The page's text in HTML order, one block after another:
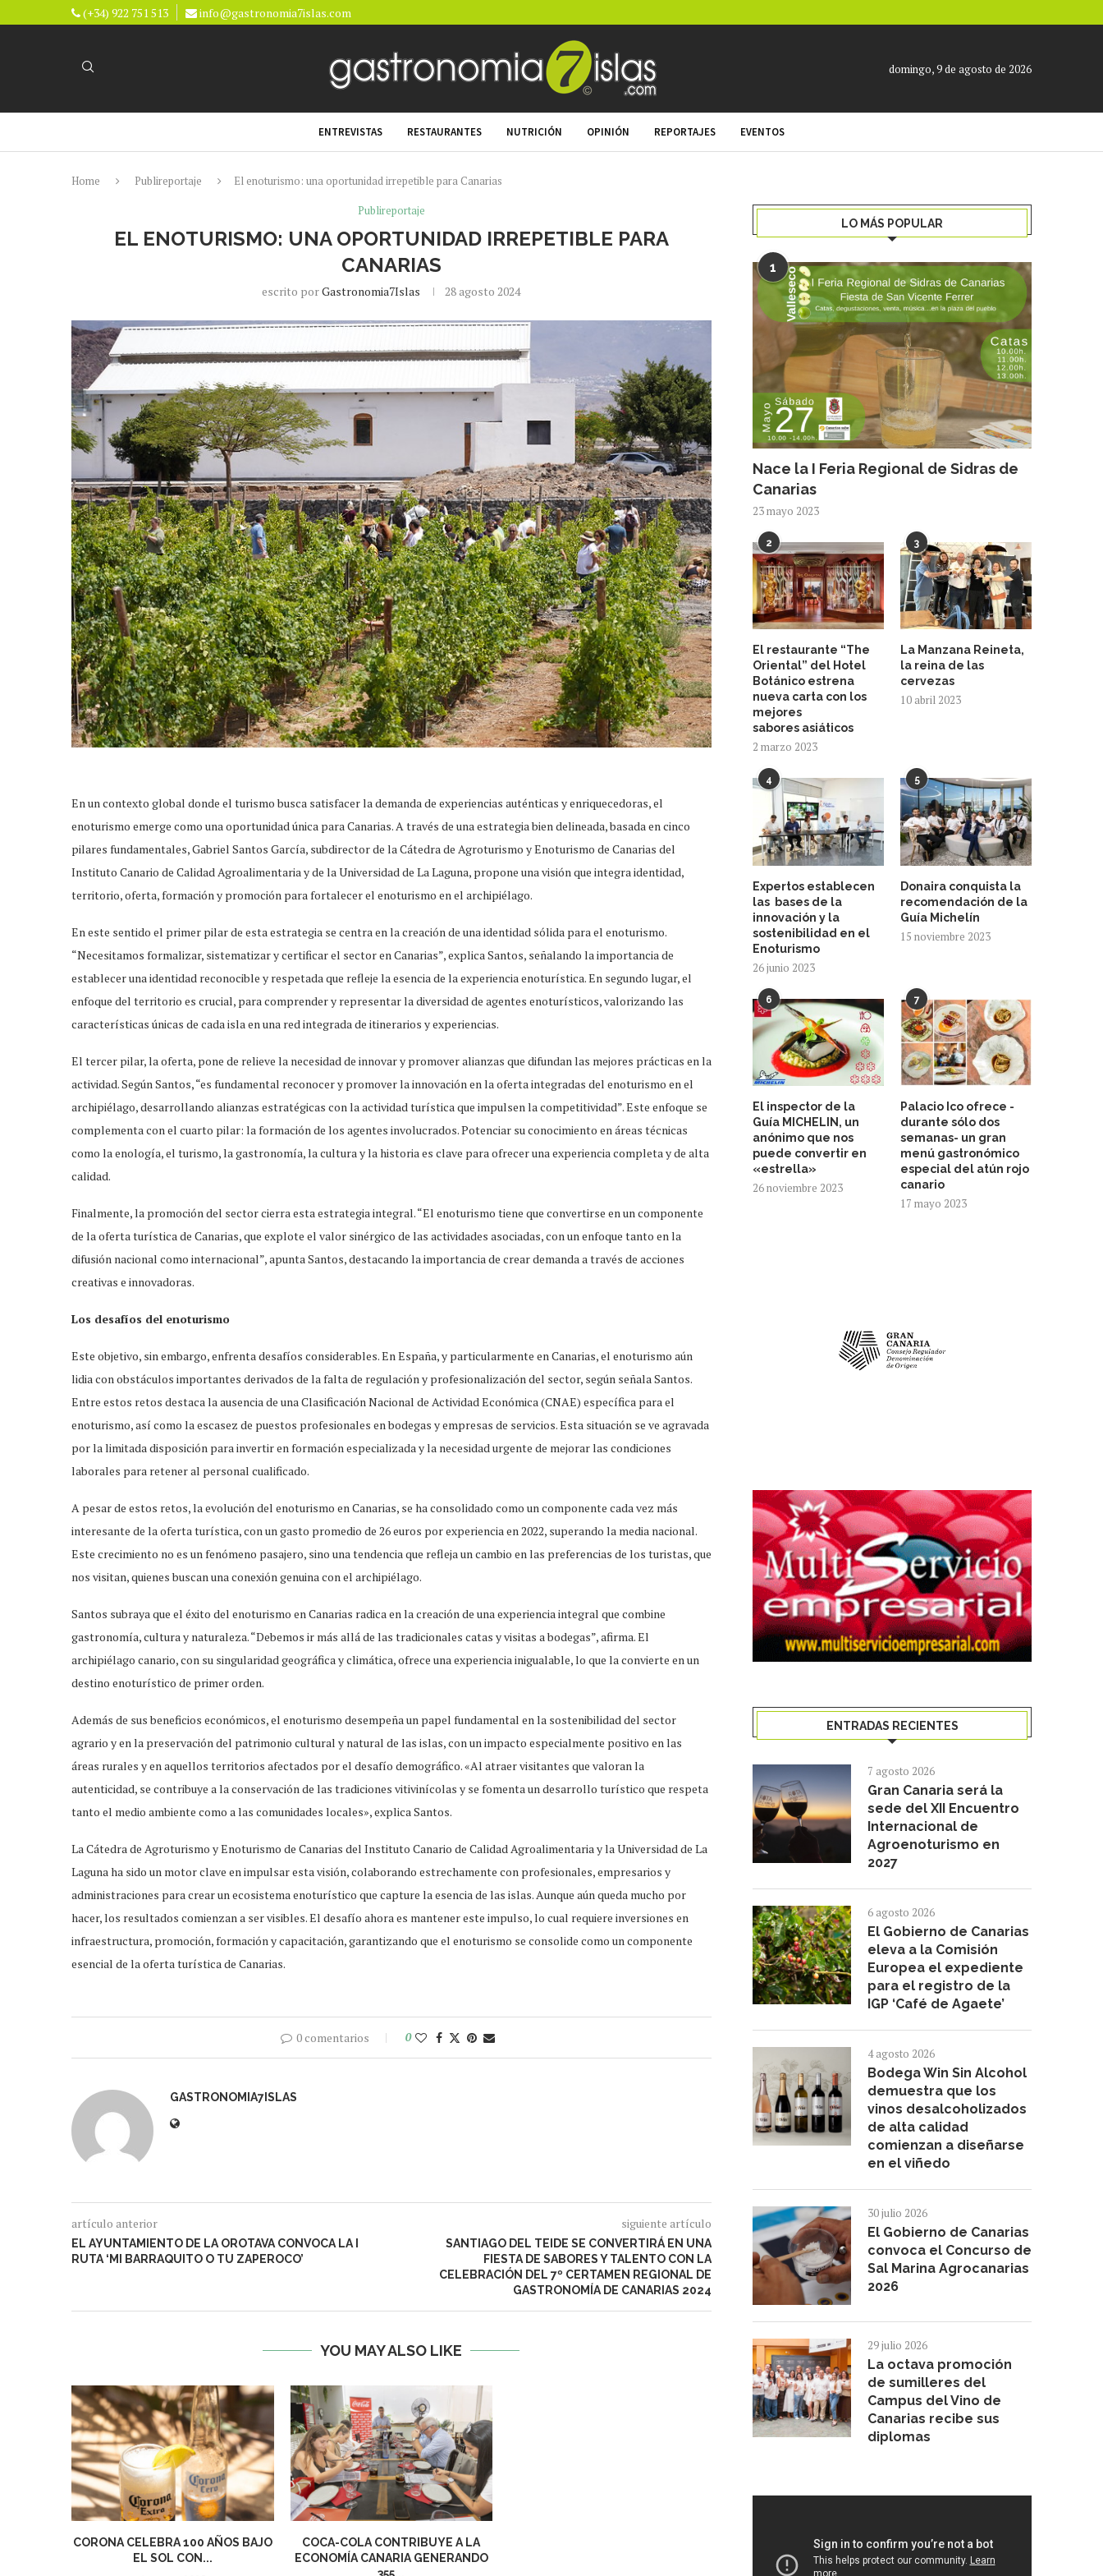
(+34) 922 751 513 info@gastronomia7islas.com
domingo, 9 de agosto de 2026
ENTREVISTAS RESTAURANTES NUTRICIÓN OPINIÓN REPORTAJES EVENTOS
Home Publireportaje
El enoturismo: una oportunidad irrepetible para Canarias
Publireportaje
EL ENOTURISMO: UNA OPORTUNIDAD IRREPETIBLE PARA
CANARIAS
escrito porGastronomia7Islas 28 agosto 2024
En un contexto global donde el turismo busca satisfacer la demanda de experiencias auténticas y enriquecedoras, el
enoturismo emerge como una oportunidad única para Canarias. A través de una estrategia bien delineada, basada en cinco
pilares fundamentales, Gabriel Santos García, subdirector de la Cátedra de Agroturismo y Enoturismo de Canarias del
Instituto Canario de Calidad Agroalimentaria y de la Universidad de La Laguna, propone una visión que integra identidad,
territorio, oferta, formación y promoción para fortalecer el enoturismo en el archipiélago.
En este sentido el primer pilar de esta estrategia se centra en la creación de una identidad sólida para el enoturismo.
“Necesitamos formalizar, sistematizar y certificar el sector en Canarias”, explica Santos, señalando la importancia de
establecer una identidad reconocible y respetada que refleje la esencia de la experiencia enoturística. En segundo lugar, el
enfoque del territorio es crucial, para comprender y representar la diversidad de agentes enoturísticos, valorizando las
características únicas de cada isla en una red integrada de itinerarios y experiencias.
El tercer pilar, la oferta, pone de relieve la necesidad de innovar y promover alianzas que difundan las mejores prácticas en la
actividad. Según Santos, “es fundamental reconocer y promover la innovación en la oferta integradas del enoturismo en el
archipiélago, desarrollando alianzas estratégicas con la actividad turística que impulsen la competitividad”. Este enfoque se
complementa con el cuarto pilar: la formación de los agentes involucrados. Potenciar su conocimiento en áreas técnicas
como la enología, el turismo, la gastronomía, la cultura y la historia es clave para ofrecer una experiencia completa y de alta
calidad.
Finalmente, la promoción del sector cierra esta estrategia integral. “El enoturismo tiene que convertirse en un componente
de la oferta turística de Canarias, que explote el valor sinérgico de las actividades asociadas, con un enfoque tanto en la
difusión nacional como internacional”, apunta Santos, destacando la importancia de crear demanda a través de acciones
creativas e innovadoras.
Los desafíos del enoturismo
Este objetivo, sin embargo, enfrenta desafíos considerables. En España, y particularmente en Canarias, el enoturismo aún
lidia con obstáculos importantes derivados de la falta de regulación y profesionalización del sector, según señala Santos.
Entre estos retos destaca la ausencia de una Clasificación Nacional de Actividad Económica (CNAE) específica para el
enoturismo, así como la escasez de puestos profesionales en bodegas y empresas de servicios. Esta situación se ve agravada
por la limitada disposición para invertir en formación especializada y la necesidad urgente de mejorar las condiciones
laborales para retener al personal cualificado.
A pesar de estos retos, la evolución del enoturismo en Canarias, se ha consolidado como un componente cada vez más
interesante de la oferta turística, con un gasto promedio de 26 euros por experiencia en 2022, superando la media nacional.
Este crecimiento no es un fenómeno pasajero, sino una tendencia que refleja un cambio en las preferencias de los turistas, que
nos visitan, quienes buscan una conexión genuina con el archipiélago.
Santos subraya que el éxito del enoturismo en Canarias radica en la creación de una experiencia integral que combine
gastronomía, cultura y naturaleza. “Debemos ir más allá de las tradicionales catas y visitas a bodegas”, afirma. El
archipiélago canario, con su singularidad geográfica y climática, ofrece una experiencia inigualable, lo que la convierte en un
destino enoturístico de primer orden.
Además de sus beneficios económicos, el enoturismo desempeña un papel fundamental en la sostenibilidad del sector
agrario y en la preservación del patrimonio cultural y natural de las islas, con un impacto especialmente positivo en las
áreas rurales y en aquellos territorios afectados por el desafío demográfico. «Al atraer visitantes que valoran la
autenticidad, se contribuye a la conservación de las tradiciones vitivinícolas y se fomenta un desarrollo turístico que respeta
tanto el medio ambiente como a las comunidades locales», explica Santos.
La Cátedra de Agroturismo y Enoturismo de Canarias del Instituto Canario de Calidad Agroalimentaria y la Universidad de La
Laguna ha sido un motor clave en impulsar esta visión, colaborando estrechamente con profesionales, empresarios y
administraciones para crear un ecosistema enoturístico que capture la esencia de las islas. Aunque aún queda mucho por
hacer, los resultados comienzan a ser visibles. El desafío ahora es mantener este impulso, lo cual requiere inversiones en
infraestructura, promoción, formación y capacitación, garantizando que el enoturismo se consolide como un componente
esencial de la oferta turística de Canarias.
0 comentarios 0
GASTRONOMIA7ISLAS
artículo anterior
EL AYUNTAMIENTO DE LA OROTAVA CONVOCA LA I
RUTA ‘MI BARRAQUITO O TU ZAPEROCO’
siguiente artículo
SANTIAGO DEL TEIDE SE CONVERTIRÁ EN UNA
FIESTA DE SABORES Y TALENTO CON LA
CELEBRACIÓN DEL 7º CERTAMEN REGIONAL DE
GASTRONOMÍA DE CANARIAS 2024
YOU MAY ALSO LIKE
CORONA CELEBRA 100 AÑOS BAJO
EL SOL CON...
COCA-COLA CONTRIBUYE A LA
ECONOMÍA CANARIA GENERANDO
355...
LO MÁS POPULAR
1
Nace la I Feria Regional de Sidras de
Canarias
23 mayo 2023
2
El restaurante “The
Oriental” del Hotel
Botánico estrena
nueva carta con los
mejores
sabores asiáticos
2 marzo 2023
3
La Manzana Reineta,
la reina de las
cervezas
10 abril 2023
4
Expertos establecen
las bases de la
innovación y la
sostenibilidad en el
Enoturismo
26 junio 2023
5
Donaira conquista la
recomendación de la
Guía Michelín
15 noviembre 2023
6
El inspector de la
Guía MICHELIN, un
anónimo que nos
puede convertir en
«estrella»
26 noviembre 2023
7
Palacio Ico ofrece -
durante sólo dos
semanas- un gran
menú gastronómico
especial del atún rojo
canario
17 mayo 2023
ENTRADAS RECIENTES
7 agosto 2026
Gran Canaria será la
sede del XII Encuentro
Internacional de
Agroenoturismo en
2027
6 agosto 2026
El Gobierno de Canarias
eleva a la Comisión
Europea el expediente
para el registro de la
IGP ‘Café de Agaete’
4 agosto 2026
Bodega Win Sin Alcohol
demuestra que los
vinos desalcoholizados
de alta calidad
comienzan a diseñarse
en el viñedo
30 julio 2026
El Gobierno de Canarias
convoca el Concurso de
Sal Marina Agrocanarias
2026
29 julio 2026
La octava promoción
de sumilleres del
Campus del Vino de
Canarias recibe sus
diplomas